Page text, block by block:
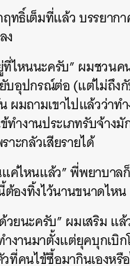
ทธิ์เต็มที่แล้ว บรรยาก
ง
ไหนนะครับ” ผมชวนค
บอุปกรณ์ต่อ (แต่ไม่ถึง
ผมถามเขาไปแล้วว่าท
ทำงานประเภทรับจ้าง
าะกลัวเสียรายได้
ค่ไหนแล้ว” พี่พยาบาล
องทิ้งไว้นานขนาดไหน
วยนะครับ” ผมเสริม แ
งานมาตั้งแต่ยุคบุกเบิก
ที่คนไข้ซื้อมากินเองหรื